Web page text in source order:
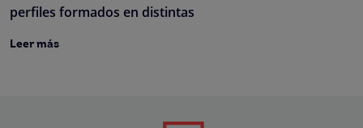
perfiles formados en distintas
Leer más